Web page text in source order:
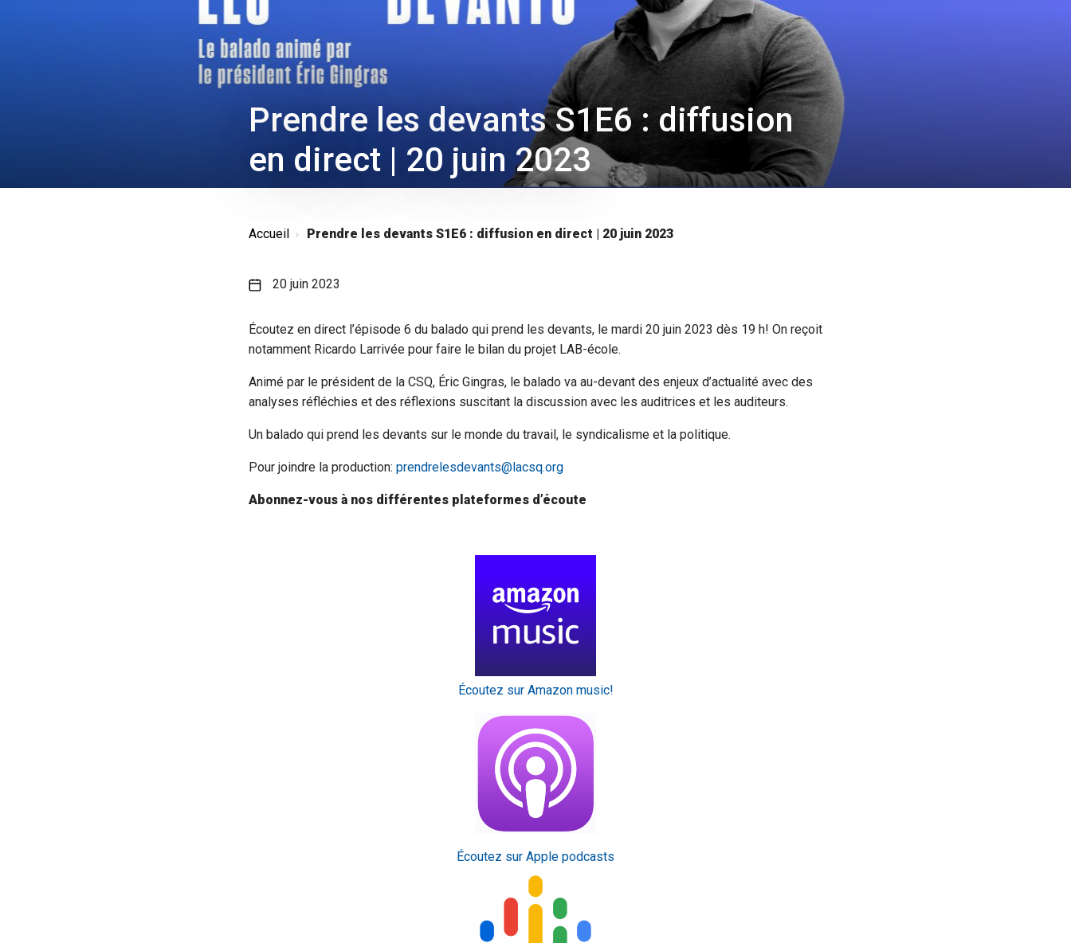
Prendre les devants S1E6 : diffusion
en direct | 20 juin 2023
Accueil Prendre les devants S1E6 : diffusion en direct | 20 juin 2023
20 juin 2023
Écoutez en direct l’épisode 6 du balado qui prend les devants, le mardi 20 juin 2023 dès 19 h! On reçoit
notamment Ricardo Larrivée pour faire le bilan du projet LAB-école.
Animé par le président de la CSQ, Éric Gingras, le balado va au-devant des enjeux d’actualité avec des
analyses réfléchies et des réflexions suscitant la discussion avec les auditrices et les auditeurs.
Un balado qui prend les devants sur le monde du travail, le syndicalisme et la politique.
Pour joindre la production: prendrelesdevants@lacsq.org
Abonnez-vous à nos différentes plateformes d’écoute
Écoutez sur Amazon music!
Écoutez sur Apple podcasts